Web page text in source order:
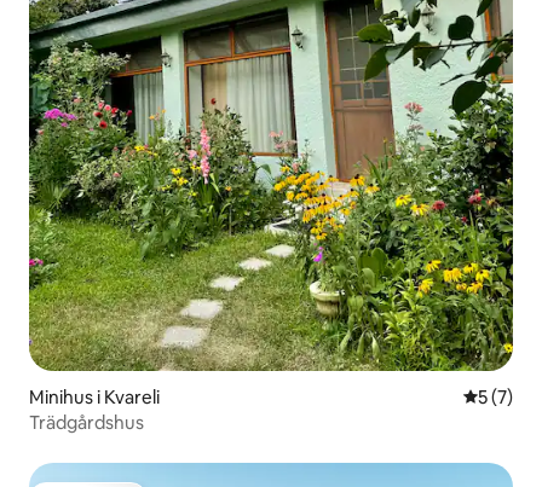
Minihus i Kvareli 5 av 5 i
5 (7)
Trädgårdshus